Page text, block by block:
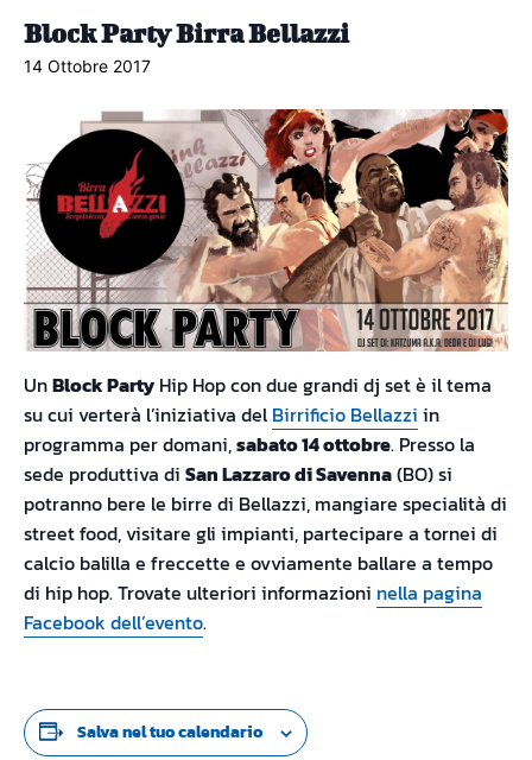
Block Party Birra Bellazzi
14 Ottobre 2017
UnBlock Party Hip Hop con due grandi dj set è il tema
su cui verterà l’iniziativa delBirrificio Bellazzi in
programma per domani,sabato 14 ottobre. Presso la
sede produttiva di San Lazzaro di Savenna(BO) si
potranno bere le birre di Bellazzi, mangiare specialità di
street food, visitare gli impianti, partecipare a tornei di
calcio balilla e freccette e ovviamente ballare a tempo
di hip hop. Trovate ulteriori informazioni nella pagina
Facebook dell’evento.
Salva nel tuo calendario